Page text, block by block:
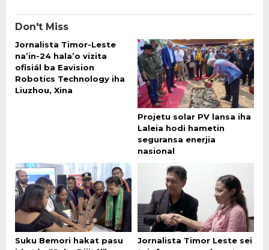
Don't Miss
Jornalista Timor-Leste
na’in-24 hala’o vizita
ofisiál ba Eavision
Robotics Technology iha
Liuzhou, Xina
Projetu solar PV lansa iha
Laleia hodi hametin
seguransa enerjia
nasional
Suku Bemori hakat pasu
Jornalista Timor Leste sei